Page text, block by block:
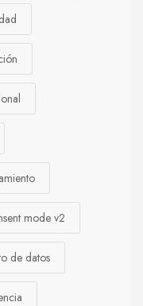
mode v2
de datos